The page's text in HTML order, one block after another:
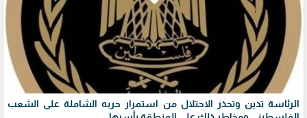
الرئاسة تدين وتحذر الاحتلال من استمرار حربه الشاملة على الشعب